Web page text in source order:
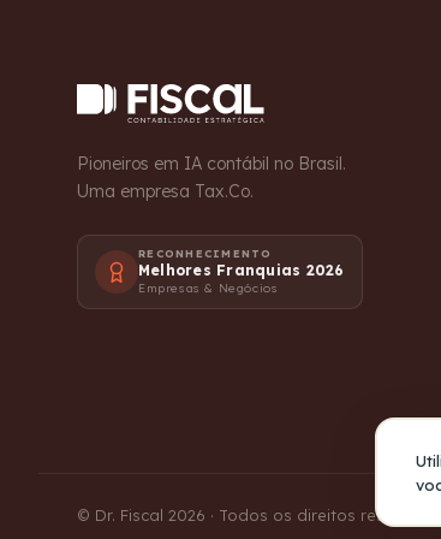
Pioneiros em IA contábil no Brasil.
Uma empresa Tax.Co.
RECONHECIMENTO
Melhores Franquias 2026
Empresas & Negócios
© Dr. Fiscal 2026 · Todos os direitos reservados